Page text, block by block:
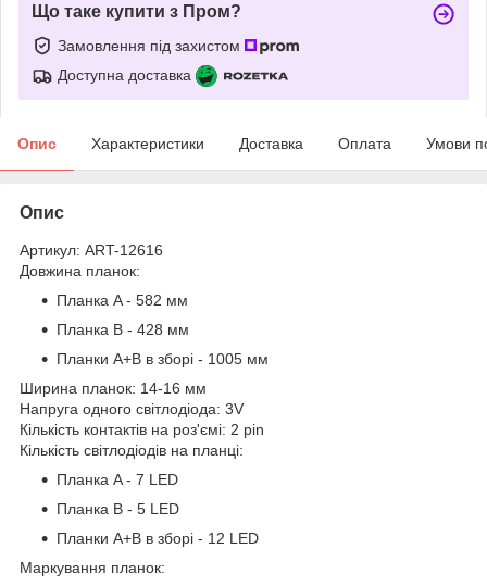
Що таке купити з Пром?
Замовлення під захистом
Доступна доставка
Опис Характеристики Доставка Оплата Умови
Опис
Артикул: ART-12616
Довжина планок:
Планка A - 582 мм
Планка B - 428 мм
Планки A+B в зборі - 1005 мм
Ширина планок: 14-16 мм
Напруга одного світлодіода: 3V
Кількість контактів на роз'ємі: 2 pin
Кількість світлодіодів на планці:
Планка A - 7 LED
Планка B - 5 LED
Планки A+B в зборі - 12 LED
Маркування планок: